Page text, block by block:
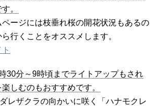
。
ージには枝垂れ桜の開花状況もあるの
行くことをオススメします。
30分～9時頃までライトアップもされ
しむのもおすすめです。
レザクラの向かいに咲く「ハナモクレ